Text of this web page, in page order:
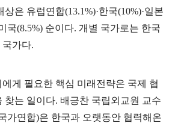
상은 유럽연합(13.1%)·한국(10%)·일본
국(8.5%) 순이다. 개별 국가로는 한국
국가다.
게 필요한 핵심 미래전략은 국제 협
찾는 일이다. 배긍찬 국립외교원 교수
가연합)은 한국과 오랫동안 협력해온